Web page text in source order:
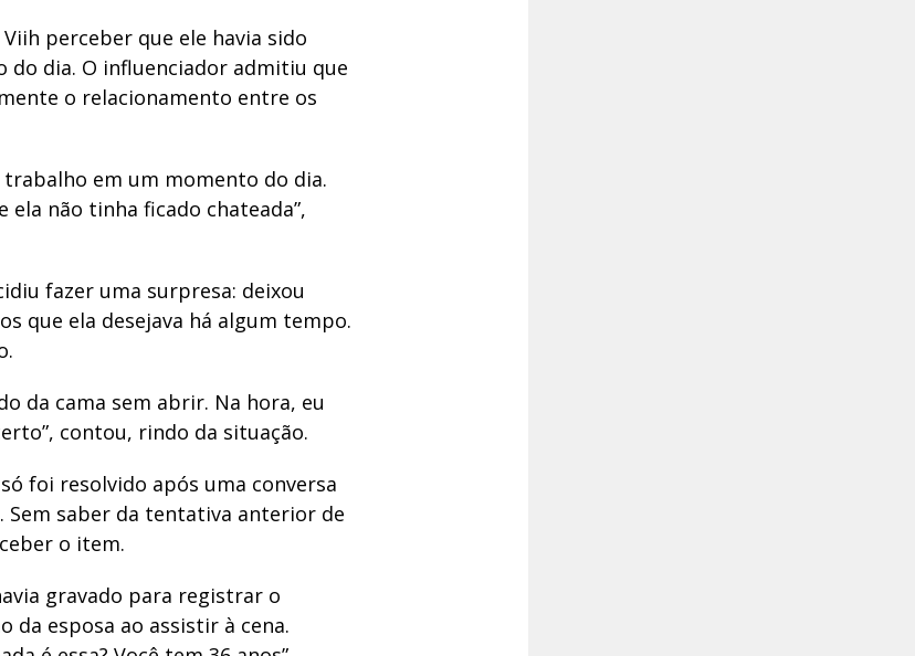
perceber que ele havia sido
do dia. O influenciador admitiu que
o relacionamento entre os
em um momento do dia.
ela não tinha ficado chateada”,
fazer uma surpresa: deixou
que ela desejava há algum tempo.
da cama sem abrir. Na hora, eu
contou, rindo da situação.
foi resolvido após uma conversa
saber da tentativa anterior de
o item.
gravado para registrar o
da esposa ao assistir à cena.